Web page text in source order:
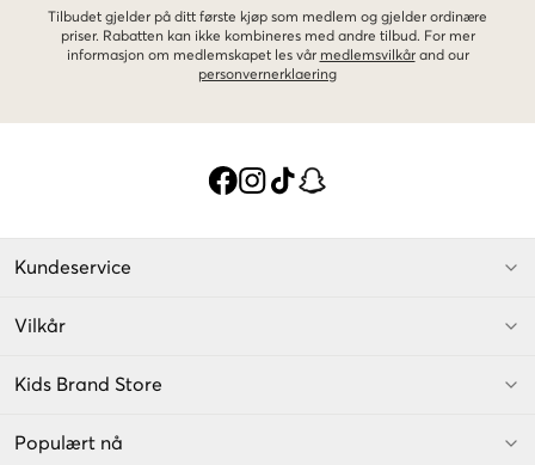
Tilbudet gjelder på ditt første kjøp som medlem og gjelder ordinære
priser. Rabatten kan ikke kombineres med andre tilbud. For mer
informasjon om medlemskapet les vår medlemsvilkår and our
personvernerklaering
Kundeservice
Vilkår
Kids Brand Store
Populært nå